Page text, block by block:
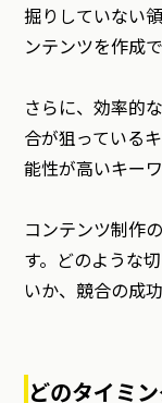
掘りしていない
ンテンツを作成で
さらに、効率的
合が狙っている
能性が高いキー
コンテンツ制作
す。どのような
いか、競合の成
どのタイミ